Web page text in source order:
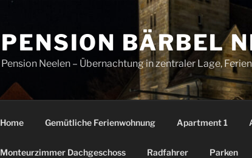
PENSION BÄRBEL
Pension Neelen – Übernachtung in zentraler Lage,
Home Gemütliche Ferienwohnung Apartment 1
Monteurzimmer Dachgeschoss Radfahrer Parken